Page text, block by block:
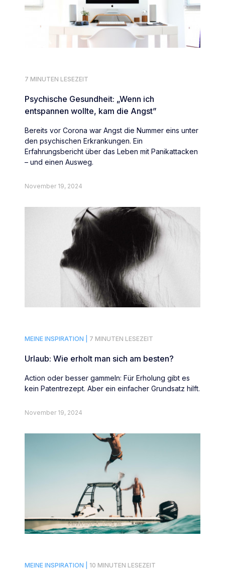
7 MINUTEN LESEZEIT
Psychische Gesundheit: „Wenn ich
entspannen wollte, kam die Angst”
Bereits vor Corona war Angst die Nummer eins unter
den psychischen Erkrankungen. Ein
Erfahrungsbericht über das Leben mit Panikattacken
– und einen Ausweg.
November 19, 2024
MEINE INSPIRATION | 7 MINUTEN LESEZEIT
Urlaub: Wie erholt man sich am besten?
Action oder besser gammeln: Für Erholung gibt es
kein Patentrezept. Aber ein einfacher Grundsatz hilft.
November 19, 2024
MEINE INSPIRATION | 10 MINUTEN LESEZEIT